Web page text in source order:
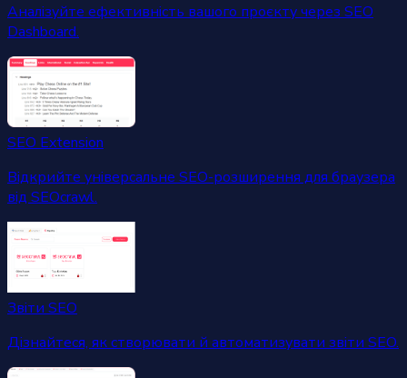
Аналізуйте ефективність вашого проєкту через SEO
Dashboard.
SEO Extension
Відкрийте універсальне SEO-розширення для браузера
від SEOcrawl.
Звіти SEO
Дізнайтеся, як створювати й автоматизувати звіти SEO.